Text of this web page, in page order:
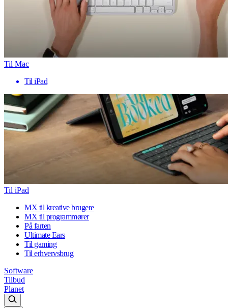
Til Mac
Til iPad
Til iPad
MX til kreative brugere
MX til programmører
På farten
Ultimate Ears
Til gaming
Til erhvervsbrug
Software
Tilbud
Planet